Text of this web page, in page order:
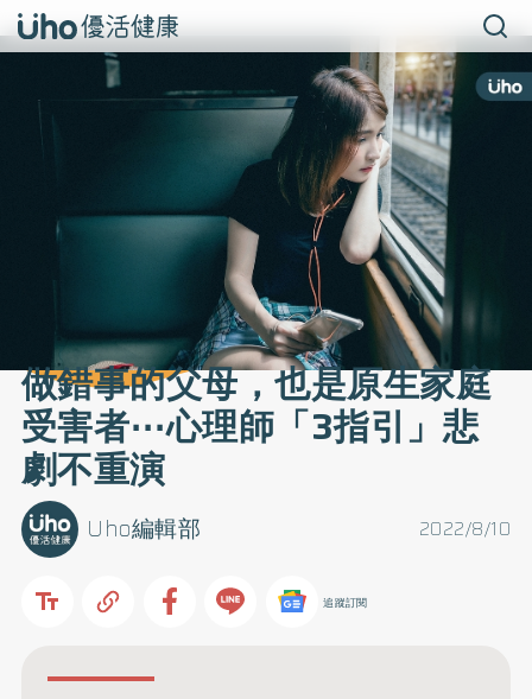
做錯事的父母，也是原生家庭
受害者⋯心理師「3指引」悲
劇不重演
2022/8/10
Uho編輯部
追蹤訂閱